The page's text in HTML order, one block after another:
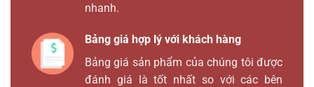
nhanh.
Bảng giá hợp lý với khách hàng
Bảng giá sản phẩm của chúng tôi được
đánh giá là tốt nhất so với các bên